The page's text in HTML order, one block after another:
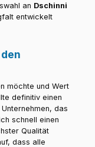
an Dschinni
entwickelt
möchte und Wert
definitiv einen
das
schnell einen
Qualität
dass alle